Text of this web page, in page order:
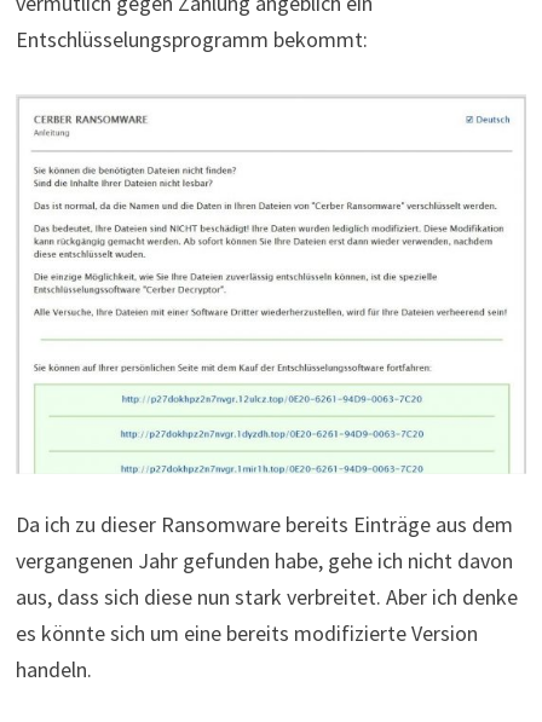
Entschlüsselungsprogramm bekommt:
Da ich zu dieser Ransomware bereits Einträge aus dem
vergangenen Jahr gefunden habe, gehe ich nicht davon
aus, dass sich diese nun stark verbreitet. Aber ich denke
es könnte sich um eine bereits modifizierte Version
handeln.